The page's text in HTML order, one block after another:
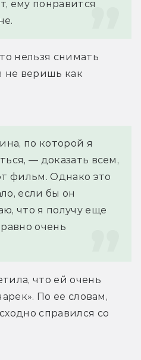
ему понравится
нельзя снимать
не веришь как
по которой я
— доказать всем,
фильм. Однако это
если бы он
что я получу еще
очень
что ей очень
По ее словам,
справился со